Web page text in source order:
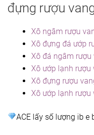
đựng rượu
Xô ngâm rượu
Xô đựng đá ướp
Xô đá ngâm
Xô ướp lạnh rượu
Xô đựng rượu
Xô ướp lạnh
ACE lấy số lượng ib e